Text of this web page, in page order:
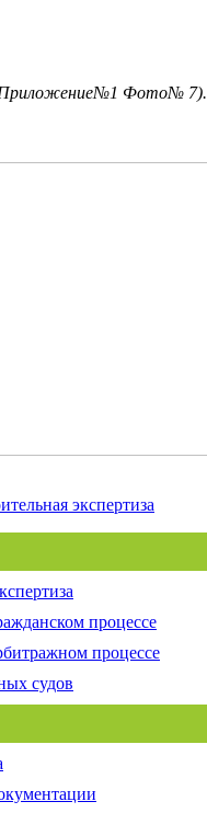
Фото№ 7).
экспертиза
процессе
процессе
судов